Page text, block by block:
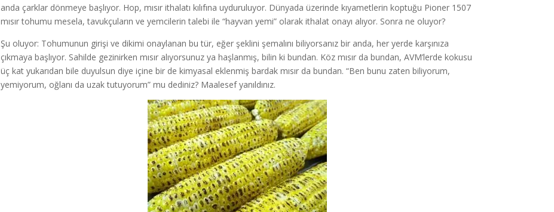
anda çarklar dönmeye başlıyor. Hop, mısır ithalatı kılıfına uyduruluyor. Dünyada üzerinde kıyametlerin koptuğu Pioner 1507
mısır tohumu mesela, tavukçuların ve yemcilerin talebi ile “hayvan yemi” olarak ithalat onayı alıyor. Sonra ne oluyor?
Şu oluyor: Tohumunun girişi ve dikimi onaylanan bu tür, eğer şeklini şemalını biliyorsanız bir anda, her yerde karşınıza
çıkmaya başlıyor. Sahilde gezinirken mısır alıyorsunuz ya haşlanmış, bilin ki bundan. Köz mısır da bundan, AVM’lerde kokusu
üç kat yukarıdan bile duyulsun diye içine bir de kimyasal eklenmiş bardak mısır da bundan. “Ben bunu zaten biliyorum,
yemiyorum, oğlanı da uzak tutuyorum” mu dediniz? Maalesef yanıldınız.